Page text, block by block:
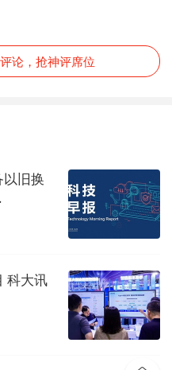
论，抢神评席位
旧换
科大讯